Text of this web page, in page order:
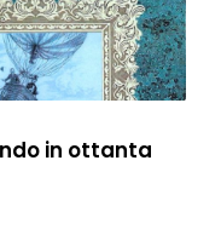
in ottanta